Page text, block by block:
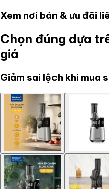
Xem nơi bán & ưu đãi
Chọn đúng dựa
giá
Giảm sai lệch khi mua